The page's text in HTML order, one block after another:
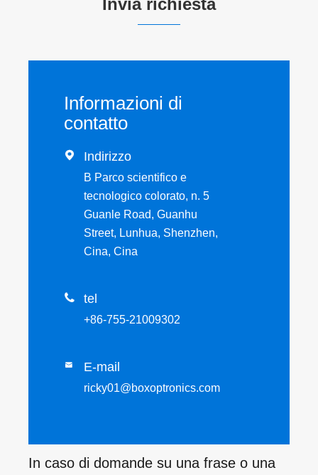
Invia richiesta
Informazioni di
contatto
 Indirizzo
B Parco scientifico e
tecnologico colorato, n. 5
Guanle Road, Guanhu
Street, Lunhua, Shenzhen,
Cina, Cina
 tel
+86-755-21009302
 E-mail
ricky01@boxoptronics.com
In caso di domande su una frase o una